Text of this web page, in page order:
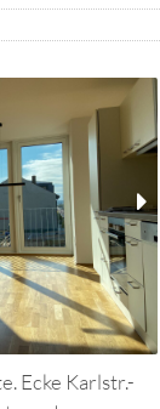
Ecke Karlstr.-